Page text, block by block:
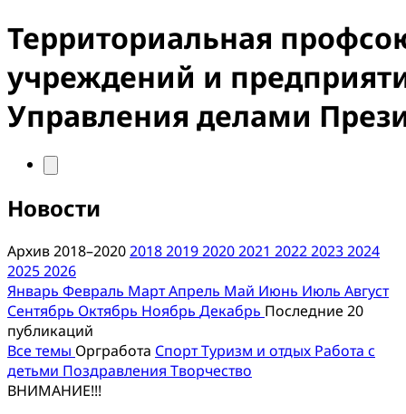
Территориальная
учреждений и
Управления делами
Новости
Архив 2018–20202018201920202021 202220232024
20252026
Январь Февраль МартАпрель Май Июнь Июль Август
Сентябрь Октябрь Ноябрь Декабрь Последние 20
публикаций
Все темы Оргработа СпортТуризм и отдых Работа с
детьми Поздравления Творчество
ВНИМАНИЕ!!!